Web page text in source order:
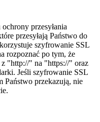
przesyłania
przesyłają Państwo do
szyfrowanie SSL
rozpoznać po tym, że
z "http://" na "https://" oraz
Jeśli szyfrowanie SSL
Państwo przekazują, nie